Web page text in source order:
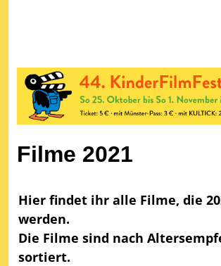
Filme 2021
Hier findet ihr alle Filme, die
werden.
Die Filme sind nach
sortiert.